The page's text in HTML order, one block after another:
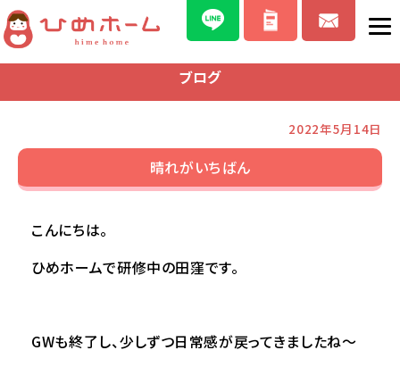
ブログ
2022年5月14日
晴れがいちばん
こんにちは。
ひめホームで研修中の田窪です。
GWも終了し、少しずつ日常感が戻ってきましたね～